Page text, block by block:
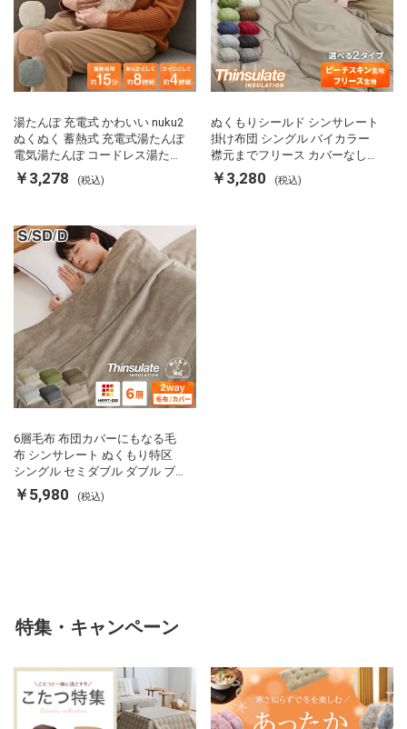
湯たんぽ 充電式 かわいい nuku2
ぬくぬく 蓄熱式 充電式湯たんぽ
電気湯たんぽ コードレス湯たん
ぽ エコ 節電 節約 省エネ 充電式
エコ電気あんか EWT-2143 スリ
￥3,278 (税込)
ぬくもりシールド シンサレート
掛け布団 シングル バイカラー
襟元までフリース カバーなしで
使える 軽い 丸洗い 断熱 保温 抗
菌防臭 洗える 防ダニ 軽量 ホコ
￥3,280 (税込)
6層毛布 布団カバーにもなる毛
布 シンサレート ぬくもり特区
シングル セミダブル ダブル ブ
ランケット 掛け布団カバー フラ
ンネル 保温 蓄熱 吸湿 発熱 断熱
￥5,980 (税込)
特集・キャンペーン